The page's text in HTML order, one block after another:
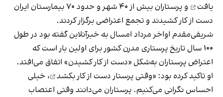
یافت
و پرستاران بیش از ۴۰ شهر و حدود ۷۰ بیمارستان ایران
دست از کار کشیدند و تجمع اعتراضی برگزار کردند.
شریفی‌مقدم اواخر مرداد امسال به خبرآنلاین گفته بود در طول
۱۰۰ سال تاریخ پرستاری مدرن کشور برای اولین بار است که
اعتراض پرستاران به‌شکل «دست از کار کشیدن» اتفاق می‌افتد.
او تاکید کرده بود: «وقتی پرستار دست از کار بکشد
، خیلی
احساس نگرانی می‌کنیم. پرستاران می‌دانند وقتی اعتصاب